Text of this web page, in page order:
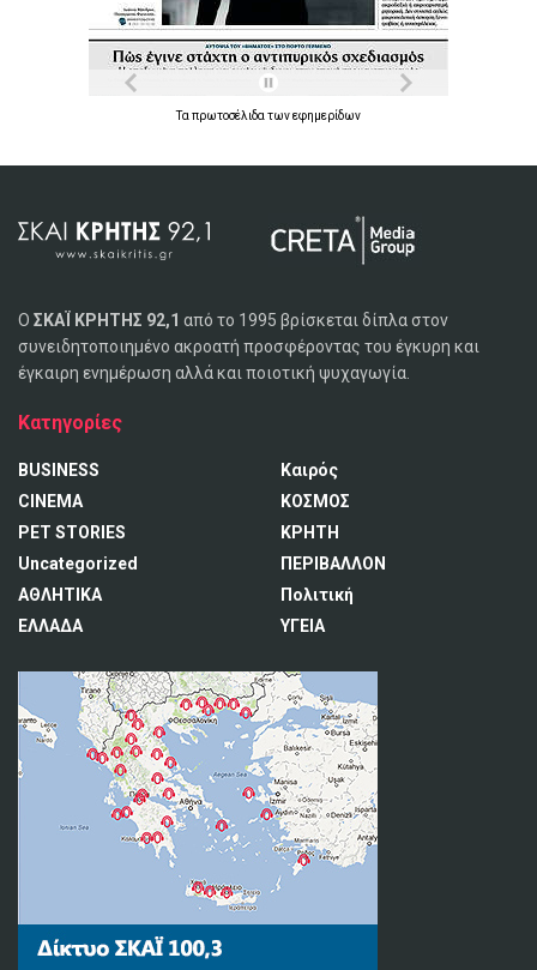
Τα πρωτοσέλιδα τωνεφημερίδων
Ο ΣΚΑΪ ΚΡΗΤΗΣ 92,1 από το 1995 βρίσκεται δίπλα στον
συνειδητοποιημένο ακροατή προσφέροντας του έγκυρη και
έγκαιρη ενημέρωση αλλά και ποιοτική ψυχαγωγία.
Κατηγορίες
BUSINESS
CINEMA
PET STORIES
Uncategorized
ΑΘΛΗΤΙΚΑ
ΕΛΛΑΔΑ
Καιρός
ΚΟΣΜΟΣ
ΚΡΗΤΗ
ΠΕΡΙΒΑΛΛΟΝ
Πολιτική
ΥΓΕΙΑ